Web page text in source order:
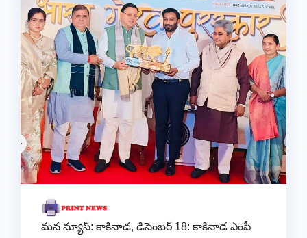
మన న్యూస్: కాకినాడ, డిసెంబర్ 18: కాకినాడ ఎంపీ